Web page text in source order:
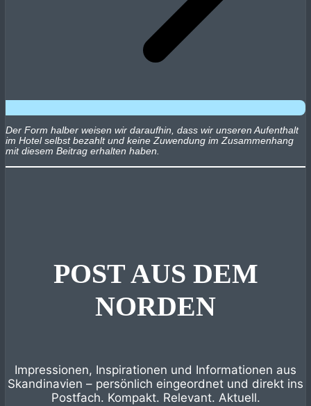
Der Form halber weisen wir daraufhin, dass wir unseren Aufenthalt
im Hotel selbst bezahlt und keine Zuwendung im Zusammenhang
mit diesem Beitrag erhalten haben.
POST AUS DEM
NORDEN
Impressionen, Inspirationen und Informationen aus
Skandinavien – persönlich eingeordnet und direkt ins
Postfach. Kompakt. Relevant. Aktuell.